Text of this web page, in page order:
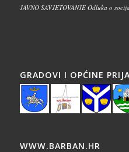
JAVNO SAVJETOVANJE Odluka o
GRADOVI I OPĆINE
WWW.BARBAN.HR